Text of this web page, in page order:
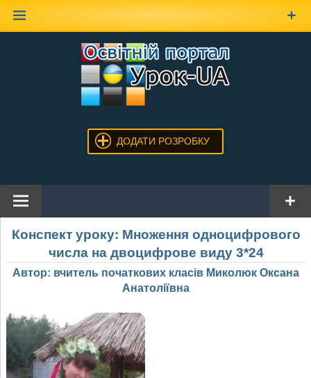
ДОДАТИ РОЗРОБКУ
Конспект уроку: Множення одноцифрового
числа на двоцифрове виду 3*24
Автор: вчитель початкових класів Миколюк Оксана
Анатоліївна